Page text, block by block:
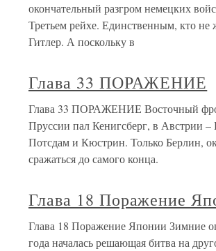
окончательный разгром немецких
Третьем рейхе. Единственным, кто
Гитлер. А поскольку в
Глава 33 ПОРАЖЕНИЕ
Глава 33 ПОРАЖЕНИЕ Восточный
Пруссии пал Кенигсберг, в Австрии
Потсдам и Кюстрин. Только Берлин,
сражаться до самого конца.
Глава 18 Поражение
Глава 18 Поражение Японии Зимние
года началась решающая битва на